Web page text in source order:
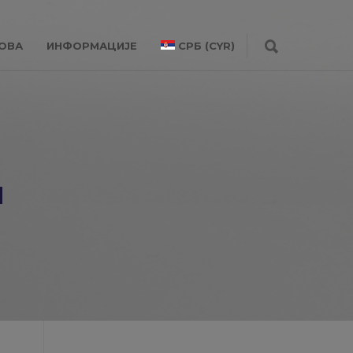
ИНФОРМАЦИЈЕ СРБ (CYR)